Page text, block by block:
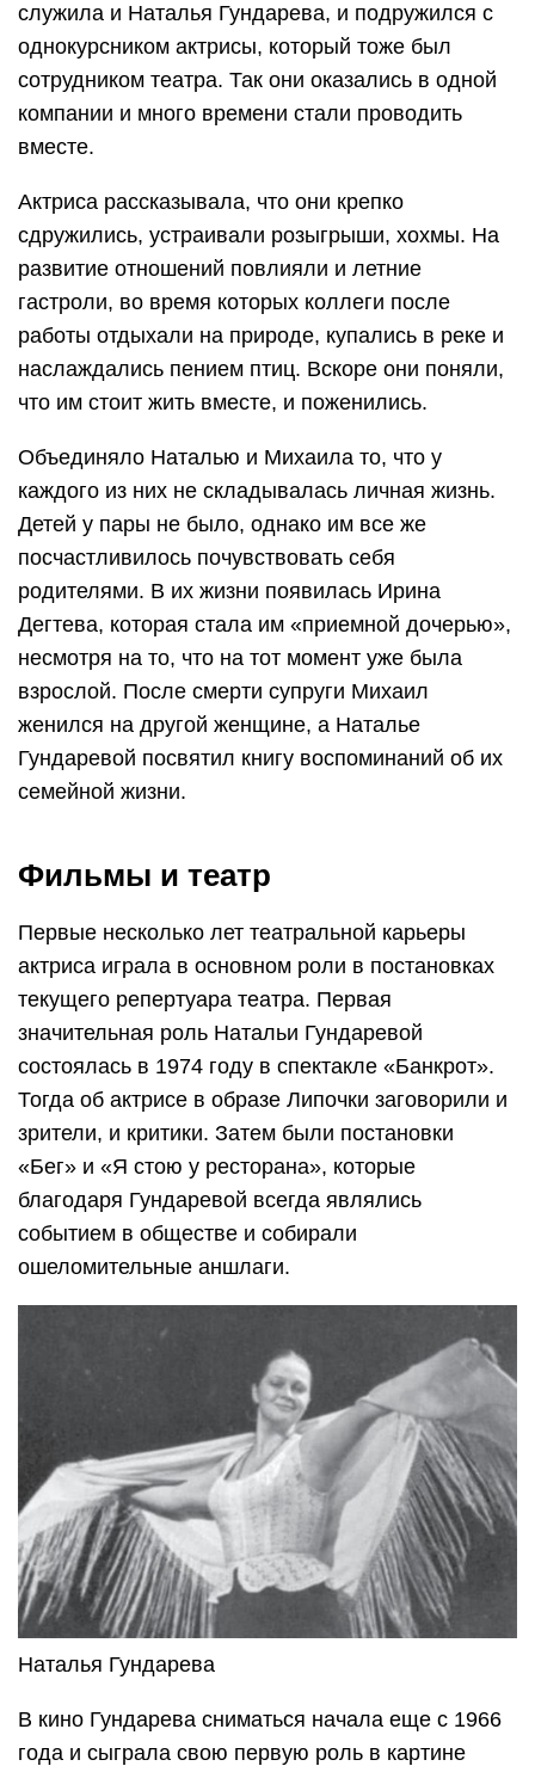
служила и Наталья Гундарева, и подружился с
однокурсником актрисы, который тоже был
сотрудником театра. Так они оказались в одной
компании и много времени стали проводить
вместе.
Актриса рассказывала, что они крепко
сдружились, устраивали розыгрыши, хохмы. На
развитие отношений повлияли и летние
гастроли, во время которых коллеги после
работы отдыхали на природе, купались в реке и
наслаждались пением птиц. Вскоре они поняли,
что им стоит жить вместе, и поженились.
Объединяло Наталью и Михаила то, что у
каждого из них не складывалась личная жизнь.
Детей у пары не было, однако им все же
посчастливилось почувствовать себя
родителями. В их жизни появилась Ирина
Дегтева, которая стала им «приемной дочерью»,
несмотря на то, что на тот момент уже была
взрослой. После смерти супруги Михаил
женился на другой женщине, а Наталье
Гундаревой посвятил книгу воспоминаний об их
семейной жизни.
Фильмы и театр
Первые несколько лет театральной карьеры
актриса играла в основном роли в постановках
текущего репертуара театра. Первая
значительная роль Натальи Гундаревой
состоялась в 1974 году в спектакле «Банкрот».
Тогда об актрисе в образе Липочки заговорили и
зрители, и критики. Затем были постановки
«Бег» и «Я стою у ресторана», которые
благодаря Гундаревой всегда являлись
событием в обществе и собирали
ошеломительные аншлаги.
Наталья Гундарева
В кино Гундарева сниматься начала еще с 1966
года и сыграла свою первую роль в картине